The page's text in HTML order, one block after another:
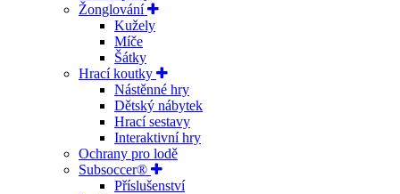
Žonglování
Kužely
Míče
Šátky
Hrací koutky
Nástěnné hry
Dětský nábytek
Hrací sestavy
Interaktivní hry
Ochrany pro lodě
Subsoccer®
Příslušenství